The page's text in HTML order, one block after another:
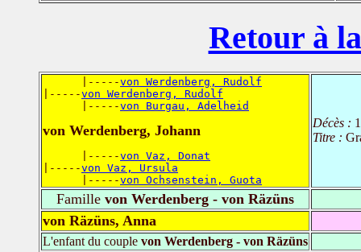
Retour à
      |-----
von Werdenberg, Rudolf
|-----von Werdenberg, Rudolf
      |-----
von Burgau, Adelheid
von Werdenberg, Johann
      |-----
von Vaz, Donat
|-----von Vaz, Ursula
      |-----
von Ochsenstein, Guota
Décès :
Titre :
Famille von Werdenberg - von Räzüns
von Räzüns, Anna
L'enfant du couple von Werdenberg - von Räzüns